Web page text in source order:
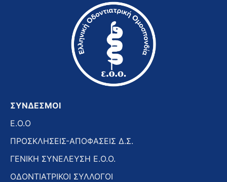
ΣΥΝΔΕΣΜΟΙ
E.O.O
ΠΡΟΣΚΛΗΣΕΙΣ-ΑΠΟΦΑΣΕΙΣ Δ.Σ.
ΓΕΝΙΚΗ ΣΥΝΕΛΕΥΣΗ Ε.Ο.Ο.
ΟΔΟΝΤΙΑΤΡΙΚΟΙ ΣΥΛΛΟΓΟΙ